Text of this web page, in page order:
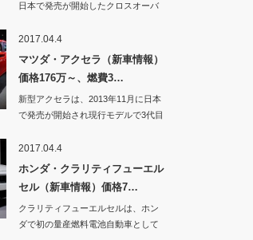
日本で発売が開始したクロスオーバ
2017.04.4
マツダ・アクセラ（新車情報）
価格176万～、燃費3…
新型アクセラは、2013年11月に日本
で発売が開始され現行モデルで3代目
2017.04.4
ホンダ・クラリティフューエル
セル（新車情報）価格7…
クラリティフューエルセルは、ホン
ダで初の量産燃料電池自動車として